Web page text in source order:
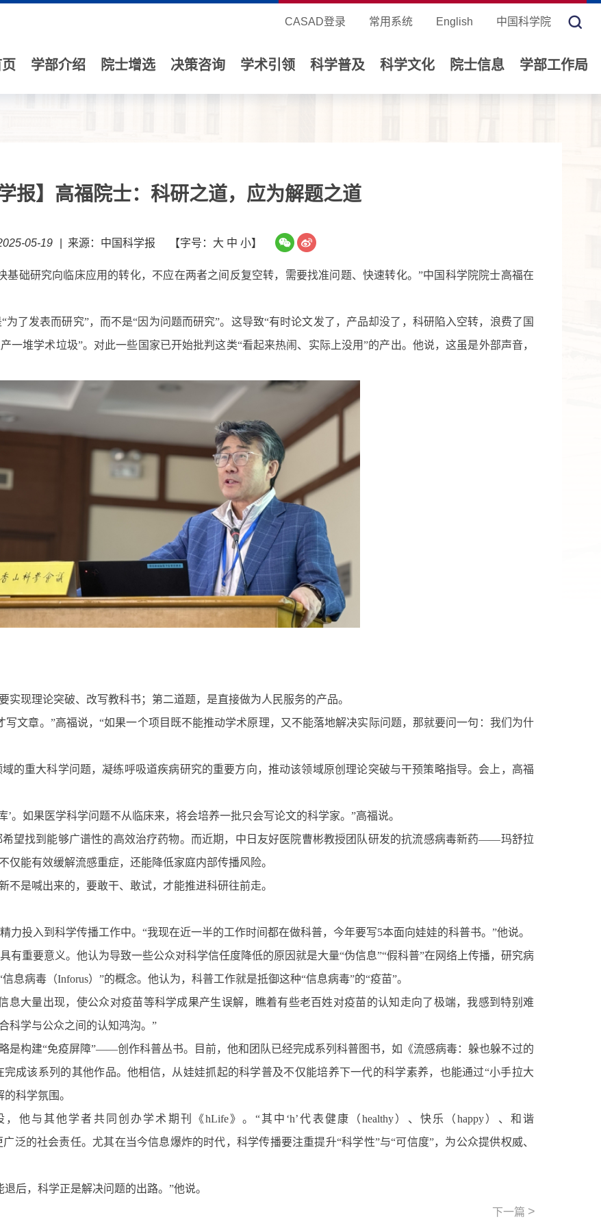
CASAD登录 常用系统 English 中国科学院
学部介绍 院士增选 决策咨询 学术引领 科学普及 科学文化 院士信息 学部工作局
学报】高福院士：科研之道，应为解题之道
05-19 来源：中国科学报 【字号： 大 中 小】
基础研究向临床应用的转化，不应在两者之间反复空转，需要找准问题、快速转化。”中国科学院院士高福在
了发表而研究”，而不是“因为问题而研究”。这导致“有时论文发了，产品却没了，科研陷入空转，浪费了国
一堆学术垃圾”。对此一些国家已开始批判这类“看起来热闹、实际上没用”的产出。他说，这虽是外部声音，
实现理论突破、改写教科书；第二道题，是直接做为人民服务的产品。
文章。”高福说，“如果一个项目既不能推动学术原理，又不能落地解决实际问题，那就要问一句：我们为什
的重大科学问题，凝练呼吸道疾病研究的重要方向，推动该领域原创理论突破与干预策略指导。会上，高福
。如果医学科学问题不从临床来，将会培养一批只会写论文的科学家。”高福说。
望找到能够广谱性的高效治疗药物。而近期，中日友好医院曹彬教授团队研发的抗流感病毒新药——玛舒拉
能有效缓解流感重症，还能降低家庭内部传播风险。
不是喊出来的，要敢干、敢试，才能推进科研往前走。
力投入到科学传播工作中。“我现在近一半的工作时间都在做科普，今年要写5本面向娃娃的科普书。”他说。
有重要意义。他认为导致一些公众对科学信任度降低的原因就是大量“伪信息”“假科普”在网络上传播，研究病
息病毒（Inforus）”的概念。他认为，科普工作就是抵御这种“信息病毒”的“疫苗”。
息大量出现，使公众对疫苗等科学成果产生误解，瞧着有些老百姓对疫苗的认知走向了极端，我感到特别难
科学与公众之间的认知鸿沟。”
是构建“免疫屏障”——创作科普丛书。目前，他和团队已经完成系列科普图书，如《流感病毒：躲也躲不过的
成该系列的其他作品。他相信，从娃娃抓起的科学普及不仅能培养下一代的科学素养，也能通过“小手拉大
科学氛围。
他与其他学者共同创办学术期刊《hLife》。“其中‘h’代表健康（healthy）、快乐（happy）、和谐
广泛的社会责任。尤其在当今信息爆炸的时代，科学传播要注重提升“科学性”与“可信度”，为公众提供权威、
后，科学正是解决问题的出路。”他说。
下一篇 >